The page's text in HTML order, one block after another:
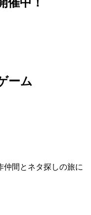
ーム
仲間とネタ探しの旅に